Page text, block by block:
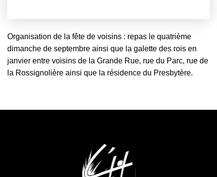
Organisation de la fête de voisins : repas le quatrième
dimanche de septembre ainsi que la galette des rois en
janvier entre voisins de la Grande Rue, rue du Parc, rue de
la Rossignolière ainsi que la résidence du Presbytère.